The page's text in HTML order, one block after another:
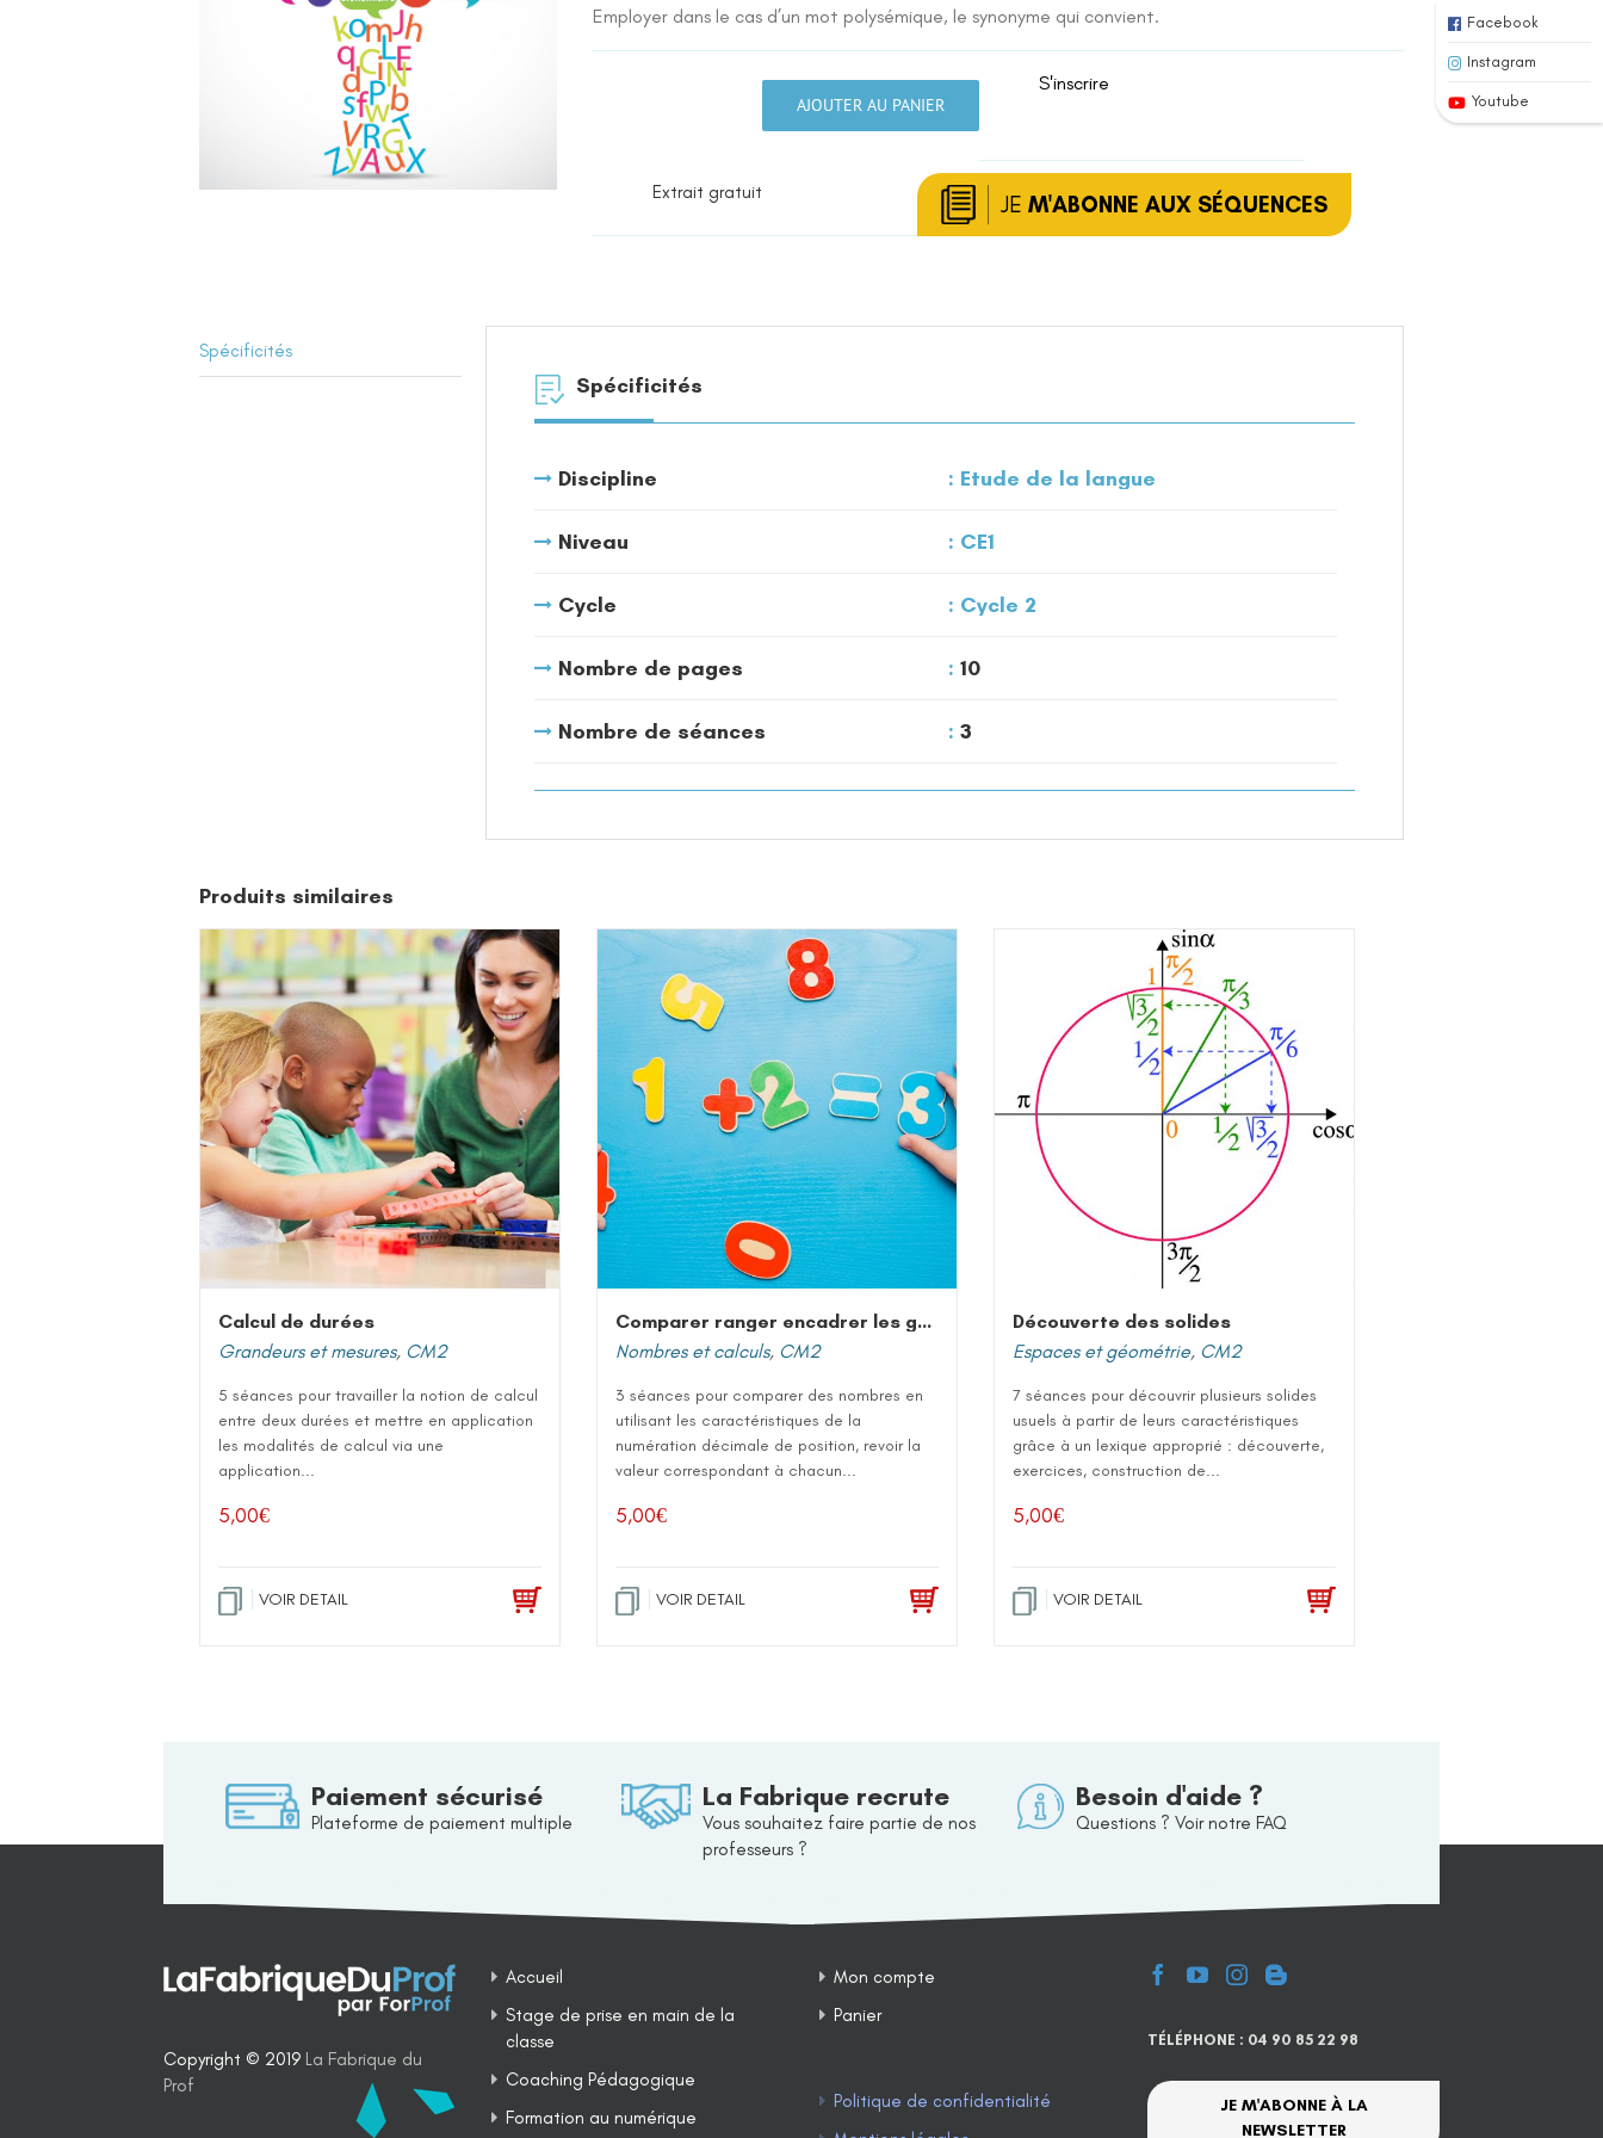
Facebook
Instagram
Youtube
Employer dans le cas d’un mot polysémique, le synonyme qui convient.
AJOUTER AU PANIER
S'inscrire
Extrait gratuit JE M'ABONNE AUX SÉQUENCES
Spécificités
Spécificités
Discipline Etude de la langue
Niveau CE1
Cycle Cycle 2
Nombre de pages 10
Nombre de séances 3
Produits similaires
Calcul de durées
Grandeurs et mesures, CM2
5 séances pour travailler la notion de calcul
entre deux durées et mettre en application
les modalités de calcul via une
application...
5,00€
VOIR DETAIL
Comparer ranger encadrer les grands nombres entiers
Nombres et calculs, CM2
3 séances pour comparer des nombres en
utilisant les caractéristiques de la
numération décimale de position, revoir la
valeur correspondant à chacun...
5,00€
VOIR DETAIL
Découverte des solides
Espaces et géométrie, CM2
7 séances pour découvrir plusieurs solides
usuels à partir de leurs caractéristiques
grâce à un lexique approprié : découverte,
exercices, construction de...
5,00€
VOIR DETAIL
Paiement sécurisé
Plateforme de paiement multiple
La Fabrique recrute
Vous souhaitez faire partie de nos
professeurs ?
Besoin d'aide ?
Questions ? Voir notre FAQ
Copyright © 2019 La Fabrique du
Prof
Accueil
Stage de prise en main de la
classe
Coaching Pédagogique
Formation au numérique
Mon compte
Panier
Politique de confidentialité
TÉLÉPHONE : 04 90 85 22 98
JE M'ABONNE À LA
NEWSLETTER